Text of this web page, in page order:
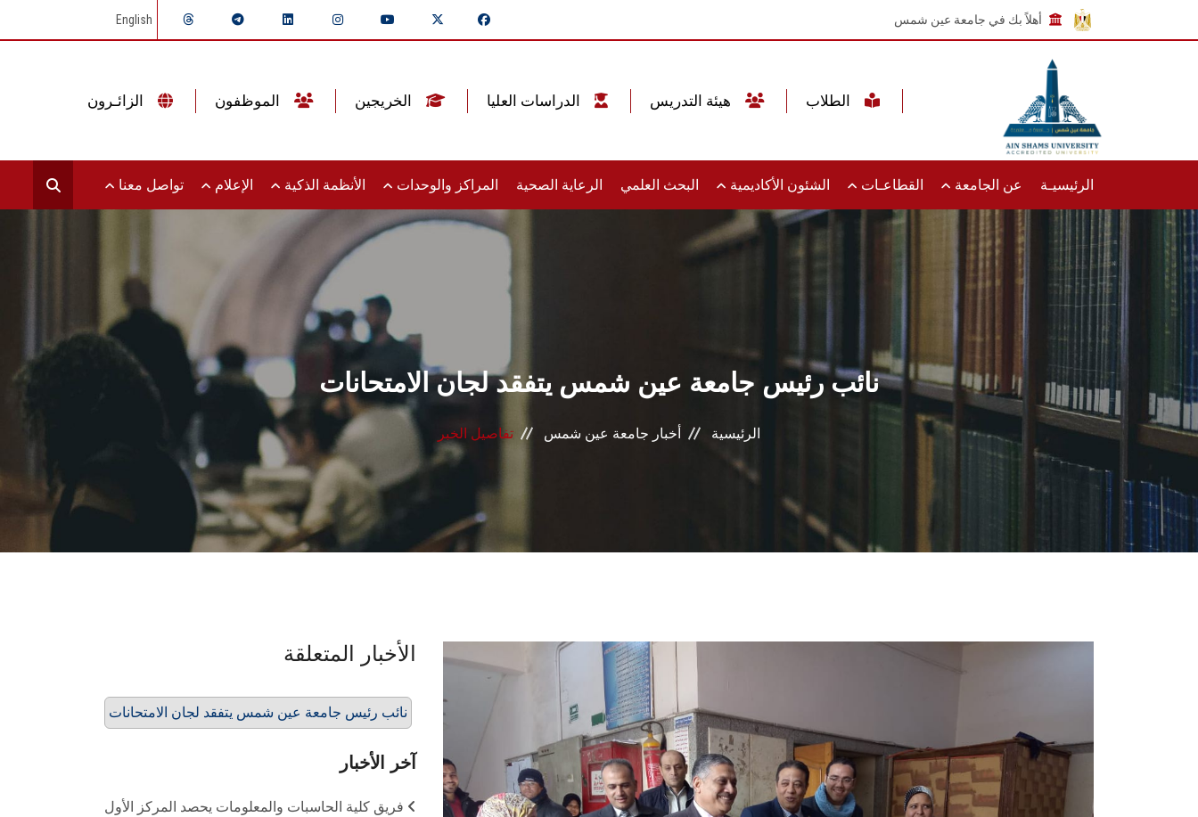
أهلاً بك في جامعة عين شمس English
الرئيسيـة عن الجامعة القطاعـات الشئون الأكاديمية البحث العلمي الرعاية الصحية المراكز والوحدات الأنظمة الذكية الإعلام تواصل معنا
نائب رئيس جامعة عين شمس يتفقد لجان الامتحانات
الرئيسية أخبار جامعة عين شمس تفاصيل الخبر
الأخبار المتعلقة
نائب رئيس جامعة عين شمس يتفقد لجان الامتحانات
آخر الأخبار
فريق كلية الحاسبات والمعلومات يحصد المركز الأول